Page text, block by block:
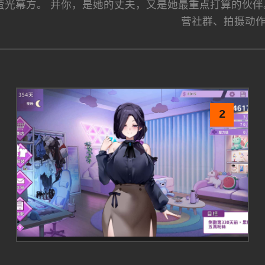
光幕方。 并你，是她的丈夫，又是她最重点打算的伙
营社群、拍摄动
2